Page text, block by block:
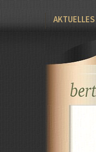
AKTUELLES